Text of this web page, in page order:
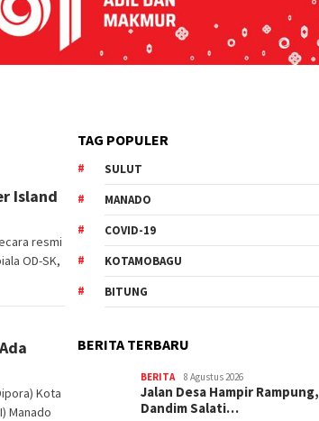
Island
resmi
OD-SK,
Kota
Manado
TAG POPULER
SULUT
MANADO
COVID-19
KOTAMOBAGU
BITUNG
BERITA TERBARU
BERITA 8 Agustus 2026
Jalan Desa Hampir Rampung,
Dandim Salati…